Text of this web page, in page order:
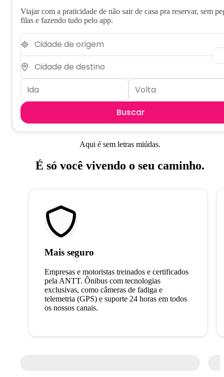
Viajar com a praticidade de não sair de casa pra reservar, sem
filas e fazendo tudo pelo app.
Buscar
Aqui é sem letras miúdas.
É só você vivendo o seu caminho.
Mais seguro
Empresas e motoristas treinados e certificados
pela ANTT. Ônibus com tecnologias
exclusivas, como câmeras de fadiga e
telemetria (GPS) e suporte 24 horas em todos
os nossos canais.